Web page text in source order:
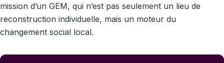
mission d’un GEM, qui n’est pas seulement un lieu de
reconstruction individuelle, mais un moteur du
changement social local.